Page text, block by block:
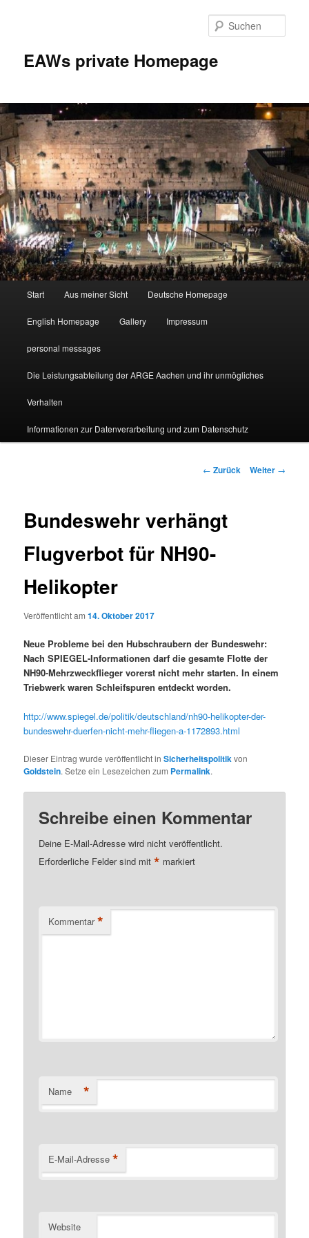
EAWs private Homepage
Start Aus meiner Sicht Deutsche Homepage
English Homepage Gallery Impressum
personal messages
Die Leistungsabteilung der ARGE Aachen und ihr unmögliches
Verhalten
Informationen zur Datenverarbeitung und zum Datenschutz
Beitragsnavigation
← Zurück Weiter →
Bundeswehr verhängt
Flugverbot für NH90-
Helikopter
Veröffentlicht am14. Oktober 2017
Neue Probleme bei den Hubschraubern der Bundeswehr:
Nach SPIEGEL-Informationen darf die gesamte Flotte der
NH90-Mehrzweckflieger vorerst nicht mehr starten. In einem
Triebwerk waren Schleifspuren entdeckt worden.
http://www.spiegel.de/politik/deutschland/nh90-helikopter-der-
bundeswehr-duerfen-nicht-mehr-fliegen-a-1172893.html
Dieser Eintrag wurde veröffentlicht inSicherheitspolitikvon
Goldstein. Setze ein Lesezeichen zum Permalink.
Schreibe einen Kommentar
Deine E-Mail-Adresse wird nicht veröffentlicht.
Erforderliche Felder sind mit* markiert
Kommentar *
Name *
E-Mail-Adresse *
Website